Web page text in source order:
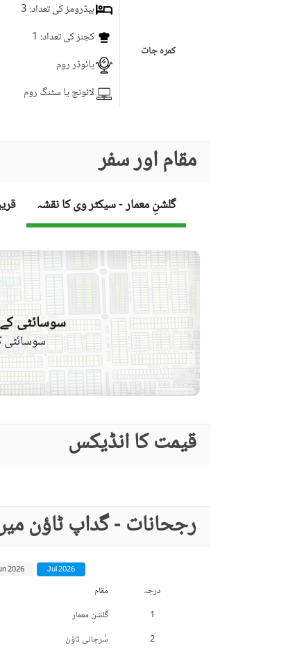
کمرہ جات
بیڈرومز کی تعداد: 3
کچنز کی تعداد: 1
پائوڈر روم
لائونج یا سٹنگ روم
مقام اور سفر
گلشنِ معمار - سیکٹر وی کا نقشہ
سوسائٹی
سوسائٹی
قیمت کا انڈیکس
رجحانات - گداپ ٹاؤن
درجہ مقام
1
گلشنِ معمار
2
سُرجانی ٹاؤن
Jul 2026
2026